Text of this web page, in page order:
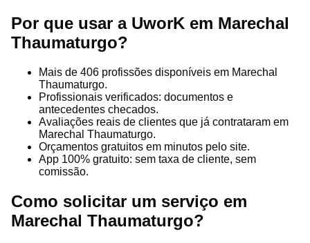
Por que usar a UworK em Marechal
Thaumaturgo?
Mais de 406 profissões disponíveis em Marechal
Thaumaturgo.
Profissionais verificados: documentos e
antecedentes checados.
Avaliações reais de clientes que já contrataram em
Marechal Thaumaturgo.
Orçamentos gratuitos em minutos pelo site.
App 100% gratuito: sem taxa de cliente, sem
comissão.
Como solicitar um serviço em
Marechal Thaumaturgo?